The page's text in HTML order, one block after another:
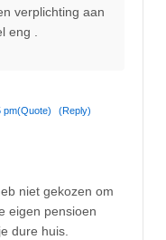
verplichting aan
eng .
pm(Quote) (Reply)
niet gekozen om
eigen pensioen
dure huis.